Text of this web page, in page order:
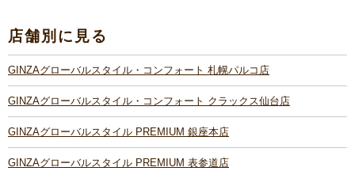
店舗別に見る
GINZAグローバルスタイル・コンフォート 札幌パルコ店
GINZAグローバルスタイル・コンフォート クラックス仙台店
GINZAグローバルスタイル PREMIUM 銀座本店
GINZAグローバルスタイル PREMIUM 表参道店